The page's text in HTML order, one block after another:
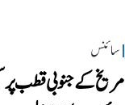
سائنس
مریخ کے جنوبی قطب پر